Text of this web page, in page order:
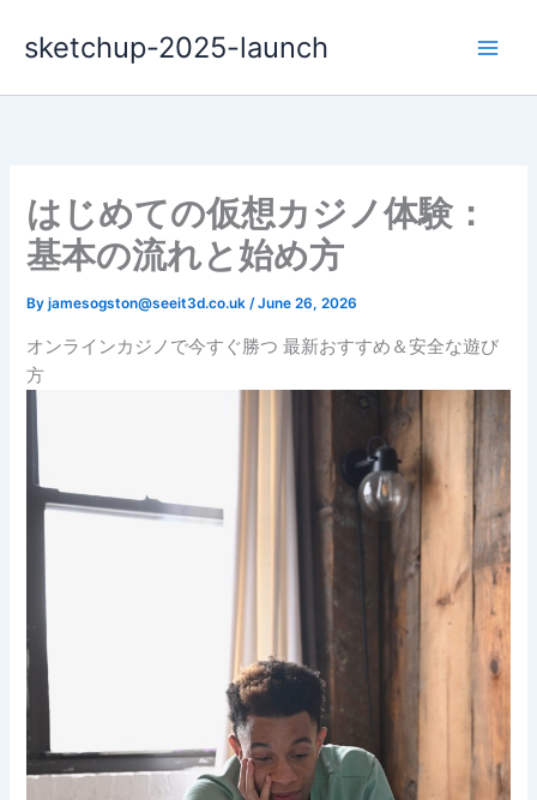
sketchup-2025-launch
はじめての仮想カジノ体験：
基本の流れと始め方
Byjamesogston@seeit3d.co.uk/June 26, 2026
オンラインカジノで今すぐ勝つ 最新おすすめ＆安全な遊び
方